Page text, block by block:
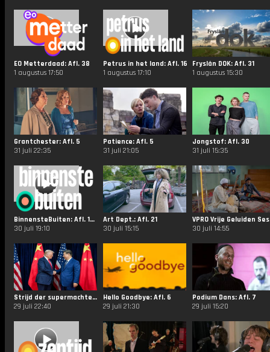
EO Metterdaad: Afl. 38
1 augustus 17:50
Petrus in het land: Afl. 16
1 augustus 17:10
Fryslân DOK: Afl. 31
1 augustus 15:30
Grantchester: Afl. 5
31 juli 22:35
Patience: Afl. 5
31 juli 21:05
Jongstof: Afl. 30
31 juli 15:35
BinnensteBuiten: Afl. 143
30 juli 19:10
Art Dept.: Afl. 21
30 juli 15:15
30 juli 14:55
Strijd der supermachten: Afl. 2
29 juli 22:40
Hello Goodbye: Afl. 6
29 juli 21:30
Podium Dans: Afl. 7
29 juli 15:20